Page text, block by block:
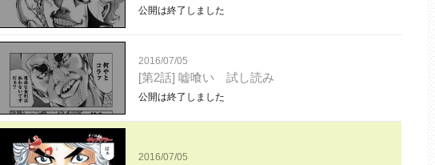
公開は終了しました
2016/07/05
[第2話] 嘘喰い 試し読み
公開は終了しました
2016/07/05